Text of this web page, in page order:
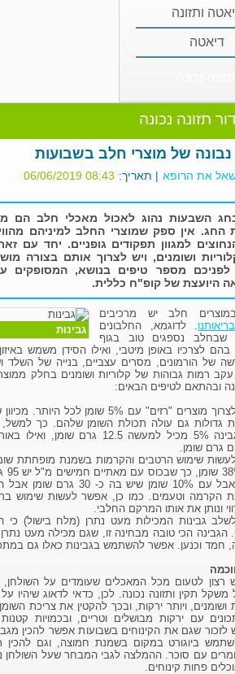
ותזונה
דיאטה
תזונה נכונה
נבונה של מוצרי חלב בשבועות
את הרופא | תאריך: 08:43 06/06/2019
השבעות נהוג לאכול מאכלי חלב הם
החג. אין ספק שמוצרי החלב למיניהם
למגוון תפקודים גופניים. יחד עם
ושומנים, ויש לצרוך אותם בצורה
לפניכם מספר טיפים בנושא, המסופקים
היועצת של קופ"ח כללית.
גבינות
חלב יש מרכיבים
. לדוגמא, החלבונים
שבחלב נספגים טוב בגוף
לצרכיו באופן מיטבי, ואילו הסידן משמש
של הורמונים, מסרים עצביים, בנייה של השלד
רמות גבוהות של קלוריות ושומנים בחלק
ובהתאם לטיפים הבאים:
עדיף לצרוך מוצרים "רזים" עם 5% שומן
גדולות גם עולה תכולת השומן שלהם. כך
גרם שומן.
שימוש הרטבים והקרמות בשמנת מופחתת
הכוס אבל עם 10% שומן שיש
הקרמה וטעמים. כמו כן, אפשר לעשות שימוש
ונותן את אותו המרקם החלבי.
גבינות המכילות מעט נתרן (מלח בישול) כי
הגבינה הכי טובה מבחינה זו, שגם מכילה מעט
חמד וכנען. אפשר להשתמש בגבינות כאלו גם
רצון לטעום מכל המאכלים שעומדים על השולחן,
תקין ותזונה נכונה. לכן, כדאי לדאוג שיהיו
ושומנים, ויותר ירקות, ובכך להקטין את צריכת
עם ירקות מבושלים וטריים, ובכמויות
לזכור שגם את הקינוחים בשבועות אפשר להכין
ביוגורט במקום בשמנת חמוצה, וגם להכין
עם סוכר. ההמלצה לגבי המבחר שעל השולחן
פחות קינוחים.